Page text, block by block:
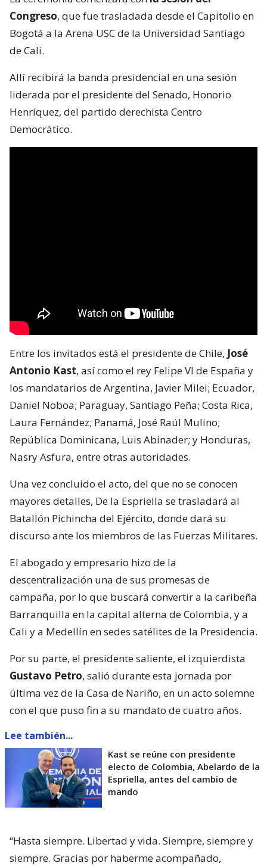
Congreso, que fue trasladada desde el Capitolio en
Bogotá a la Arena USC de la Universidad Santiago
de Cali.
Allí recibirá la banda presidencial en una sesión
liderada por el presidente del Senado, Honorio
Henríquez, del partido derechista Centro
Democrático.
Entre los invitados está el presidente de Chile, José
Antonio Kast, así como el rey Felipe VI de España y
los mandatarios de Argentina, Javier Milei; Ecuador,
Daniel Noboa; Paraguay, Santiago Peña; Costa Rica,
Laura Fernández; Panamá, José Raúl Mulino;
República Dominicana, Luis Abinader; y Honduras,
Nasry Asfura, entre otras autoridades.
Una vez concluido el acto, del que no se conocen
mayores detalles, De la Espriella se trasladará al
Batallón Pichincha del Ejército, donde dará su
discurso ante los miembros de las Fuerzas Militares.
El abogado y empresario hizo de la
descentralización una de sus promesas de
campaña, por lo que buscará convertir a la caribeña
Barranquilla en la capital alterna de Colombia, y a
Cali y a Medellín en sedes satélites de la Presidencia.
Por su parte, el presidente saliente, el izquierdista
Gustavo Petro, salió durante esta jornada por
última vez de la Casa de Nariño, en un acto solemne
con el que puso fin a su mandato de cuatro años.
Lee también...
Kast se reúne con presidente
electo de Colombia, Abelardo de la
Espriella, antes del cambio de
mando
“Hasta siempre. Libertad y vida. Siempre, siempre y
siempre. Gracias por haberme acompañado,